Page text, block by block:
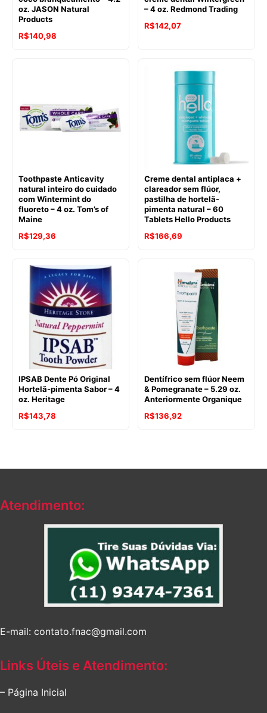
oz. JASON Natural
Products
R$140,98
– 4 oz. Redmond Trading
O
R$147,20.
R$142,07O
é:
R$142,07.
Toothpaste Anticavity
natural inteiro do cuidado
com Wintermint do
fluoreto – 4 oz. Tom’s of
Maine
O
original
R$152,43.
R$129,36
atual
é:
R$129,36.
Creme dental antiplaca +
clareador sem flúor,
pastilha de hortelã-
pimenta natural – 60
Tablets Hello Products
R$166,69
IPSAB Dente Pó Original
Hortelã-pimenta Sabor – 4
oz. Heritage
R$143,78
Dentífrico sem flúor Neem
& Pomegranate – 5.29 oz.
Anteriormente Organique
R$136,92
Atendimento:
E-mail: contato.fnac@gmail.com
Links Úteis e Atendimento:
– Página Inicial